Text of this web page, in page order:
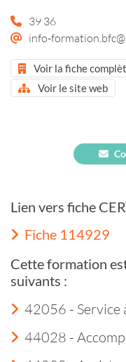
39 36
info-
Voir la fiche
Voir le site web
Lien vers fiche
Fiche 114929
Cette formation
suivants :
42056 - Service
44028 -